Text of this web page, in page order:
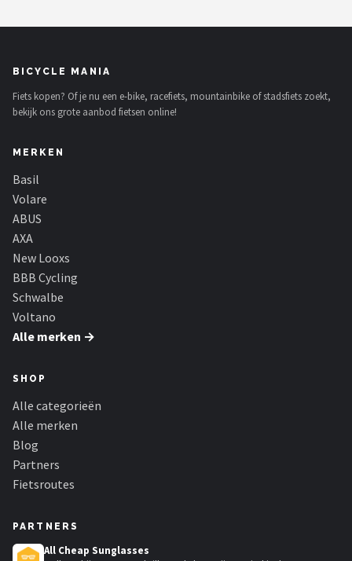
AXA
BBB Cycling
Schwalbe
Voltano
Shimano
Cortina
BICYCLE MANIA
Fiets kopen? Of je nu een e-bike, racefiets, mountainbike of stadsfiets zoekt,
bekijk ons grote aanbod fietsen online!
MERKEN
Basil
Volare
ABUS
AXA
New Looxs
BBB Cycling
Schwalbe
Voltano
Alle merken →
SHOP
Alle categorieën
Alle merken
Blog
Partners
Fietsroutes
PARTNERS
All Cheap Sunglasses